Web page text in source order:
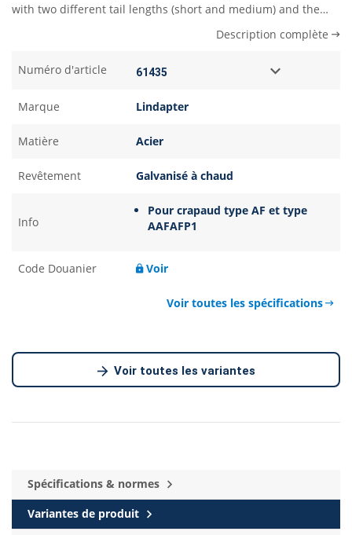
with two different tail lengths (short and medium) and the
correct combination of packing pieces should be used, see
Description complète
Numéro d'article
Marque Lindapter
Matière Acier
Revêtement Galvanisé à chaud
Info
Pour crapaud type AF et type
AAFAFP1
Code Douanier Voir
Voir toutes les spécifications
Voir toutes les variantes
Spécifications & normes
Variantes de produit